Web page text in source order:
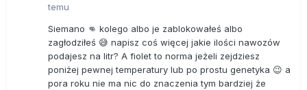
temu
Siemano 👊 kolego albo je zablokowałeś albo
zagłodziłeś 😅 napisz coś więcej jakie ilości nawozów
podajesz na litr? A fiolet to norma jeżeli zejdziesz
poniżej pewnej temperatury lub po prostu genetyka 😉 a
pora roku nie ma nic do znaczenia tym bardziej że